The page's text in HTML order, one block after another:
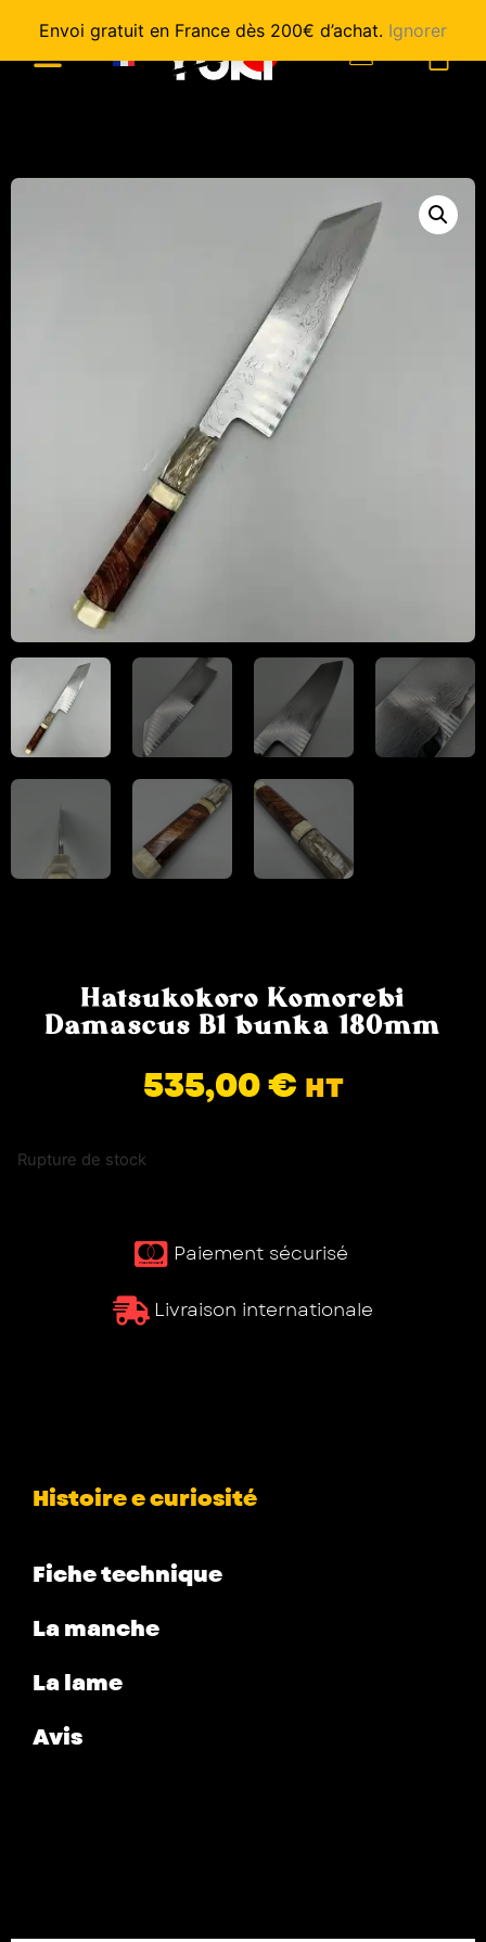
Envoi gratuit en France dès 200€ d’achat. Ignorer
Hatsukokoro Komorebi
Damascus B1 bunka 180mm
535,00€ HT
Rupture de stock
Paiement sécurisé ​
Livraison internationale
Histoire e curiosité
Fiche technique
La manche
La lame
Avis